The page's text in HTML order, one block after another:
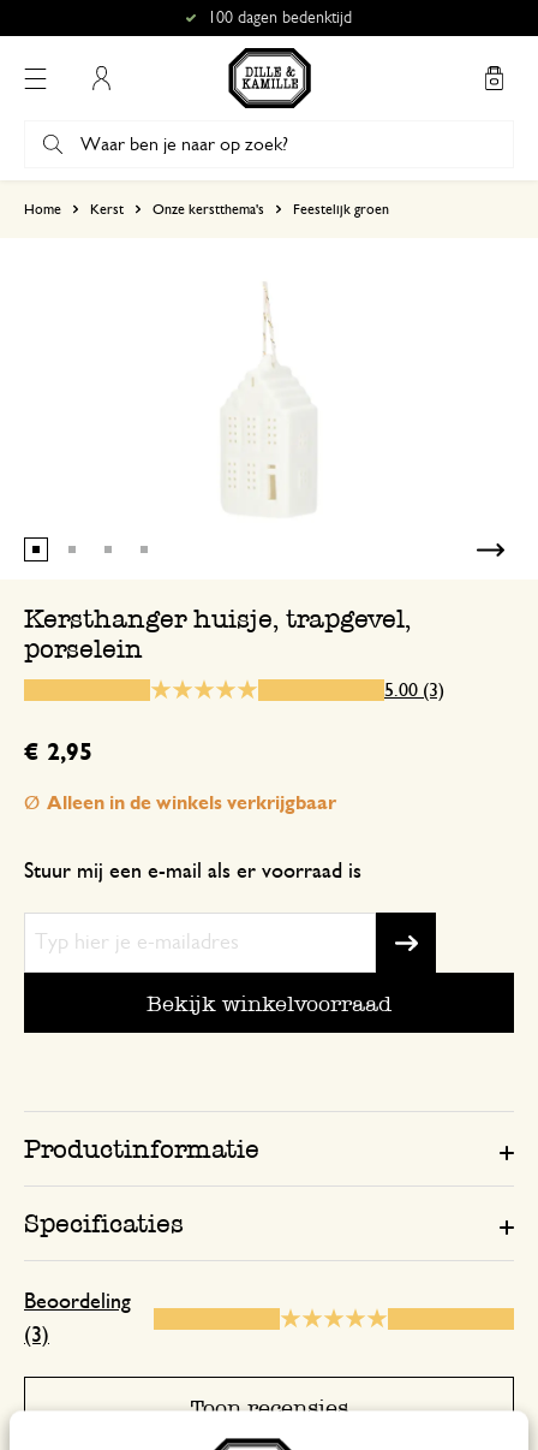
100 dagen bedenktijd
Home Kerst Onze kerstthema's Feestelijk groen
Kersthanger huisje, trapgevel,
porselein
5.00 (3)
€ 2,95
Stuur mij een e-mail als er voorraad is
Bekijk winkelvoorraad
Alleen in de winkels verkrijgbaar
Productinformatie
Specificaties
Beoordeling
(3)
Toon recensies
10 december 2024
Enkel een score, geen toelichting
Enkel een score, geen toelichting